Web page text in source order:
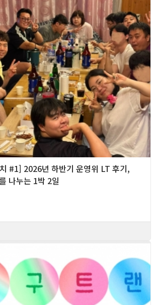
#1] 2026년 하반기 운영위 LT 후기,
나누는 1박 2일